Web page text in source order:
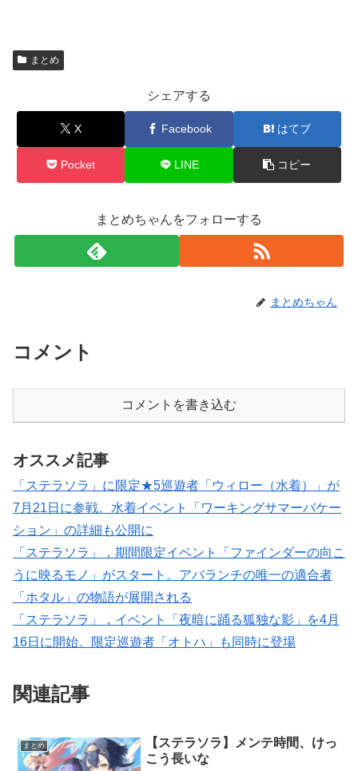
まとめ
シェアする
X Facebook はてブ
Pocket LINE コピー
まとめちゃんをフォローする
まとめちゃん
コメント
コメントを書き込む
オススメ記事
「ステラソラ」に限定★5巡遊者「ウィロー（水着）」が
7月21日に参戦。水着イベント「ワーキングサマーバケー
ション」の詳細も公開に
「ステラソラ」，期間限定イベント「ファインダーの向こ
うに映るモノ」がスタート。アバランチの唯一の適合者
「ホタル」の物語が展開される
「ステラソラ」，イベント「夜暗に踊る狐独な影」を4月
16日に開始。限定巡遊者「オトハ」も同時に登場
関連記事
まとめ
【ステラソラ】メンテ時間、けっ
こう長いな